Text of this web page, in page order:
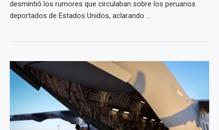
desmintió los rumores que circulaban sobre los peruanos
deportados de Estados Unidos, aclarando ...